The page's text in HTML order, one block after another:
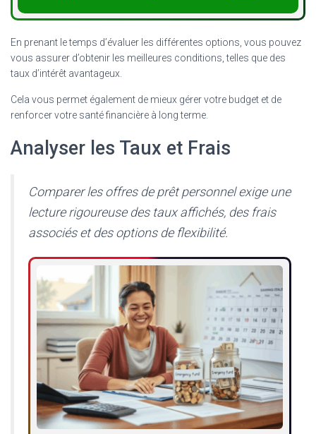
En prenant le temps d’évaluer les différentes options, vous pouvez
vous assurer d’obtenir les meilleures conditions, telles que des
taux d’intérêt avantageux.
Cela vous permet également de mieux gérer votre budget et de
renforcer votre santé financière à long terme.
Analyser les Taux et Frais
Comparer les offres de prêt personnel exige une
lecture rigoureuse des taux affichés, des frais
associés et des options de flexibilité.